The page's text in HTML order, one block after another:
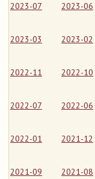
2023-07 2023-06
2023-03 2023-02
2022-11 2022-10
2022-07 2022-06
2022-01 2021-12
2021-09 2021-08